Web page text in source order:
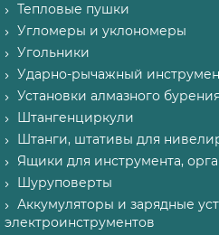
Тепловые пушки
Угломеры и уклономеры
Угольники
Ударно-рычажный
Установки алмазного бурения
Штангенциркули
Штанги, штативы для
Ящики для инструмента,
Шуруповерты
Аккумуляторы и зарядные
электроинструментов